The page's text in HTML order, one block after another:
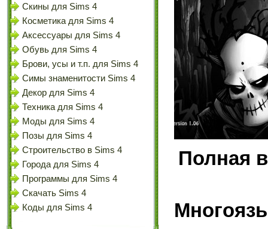
Скины для Sims 4
Косметика для Sims 4
Аксессуары для Sims 4
Обувь для Sims 4
Брови, усы и т.п. для Sims 4
Симы знаменитости Sims 4
Декор для Sims 4
Техника для Sims 4
Моды для Sims 4
Позы для Sims 4
Строительство в Sims 4
Города для Sims 4
Программы для Sims 4
Скачать Sims 4
Коды для Sims 4
Полная